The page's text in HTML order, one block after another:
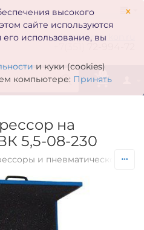
×
высокого
сайте используются
использование, вы
и куки (cookies)
компьютере: Принять
zakaz@inmarkon.ru
0
на
5,5-08-230
и пневматическое